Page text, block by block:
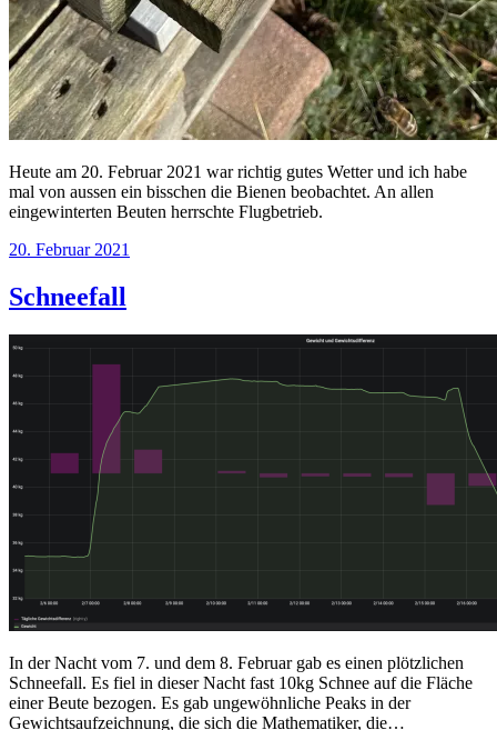
Heute am 20. Februar 2021 war richtig gutes Wetter und ich habe
mal von aussen ein bisschen die Bienen beobachtet. An allen
eingewinterten Beuten herrschte Flugbetrieb.
20. Februar 2021
Schneefall
In der Nacht vom 7. und dem 8. Februar gab es einen plötzlichen
Schneefall. Es fiel in dieser Nacht fast 10kg Schnee auf die Fläche
einer Beute bezogen. Es gab ungewöhnliche Peaks in der
Gewichtsaufzeichnung, die sich die Mathematiker, die…